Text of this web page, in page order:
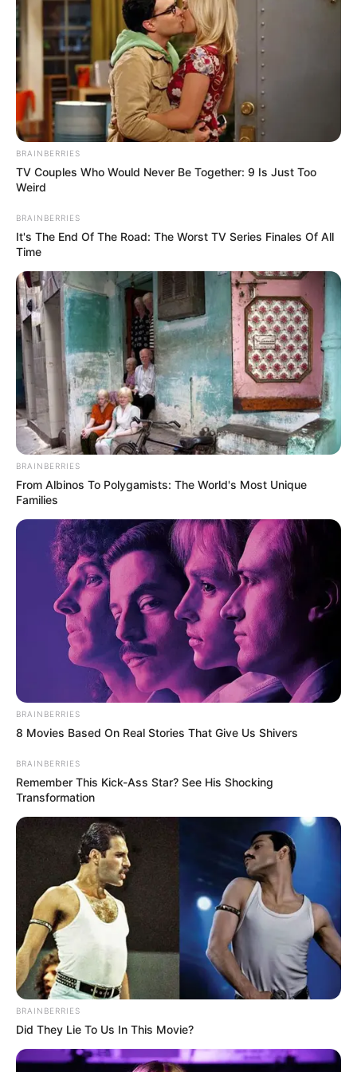
Top 8 Movies Based On Real Life. You Have To
Watch Them!
BRAINBERRIES
The Adorable Model For Simba In The Lion King
Remake
BRAINBERRIES
See How The Blue Lagoon Cast Has Changed After
BRAINBERRIES
The Massive Snake That's Redefining 'Giant'—
Bigger Than Anacondas
BRAINBERRIES
BRAINBERRIES
TV Couples Who Would Never Be Together: 9 Is Just Too
Weird
BRAINBERRIES
It's The End Of The Road: The Worst TV Series Finales Of All
Time
BRAINBERRIES
From Albinos To Polygamists: The World's Most Unique
Families
BRAINBERRIES
8 Movies Based On Real Stories That Give Us Shivers
BRAINBERRIES
Remember This Kick-Ass Star? See His Shocking
Transformation
BRAINBERRIES
Did They Lie To Us In This Movie?